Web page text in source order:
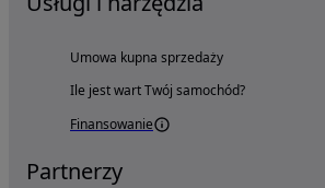
Umowa kupna sprzedaży
Ile jest wart Twój samochód?
Finansowanie
Partnerzy